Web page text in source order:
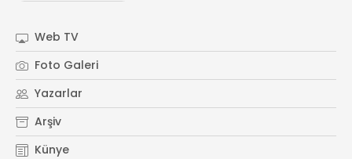
Web TV
Foto Galeri
Yazarlar
Arşiv
Künye